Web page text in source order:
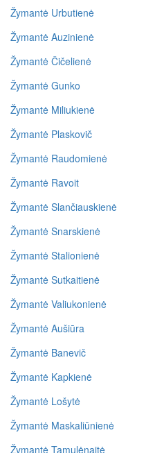
Žymantė Urbutienė
Žymantė Auzinienė
Žymantė Čičelienė
Žymantė Gunko
Žymantė Miliukienė
Žymantė Plaskovič
Žymantė Raudomienė
Žymantė Ravoit
Žymantė Slančiauskienė
Žymantė Snarskienė
Žymantė Stalionienė
Žymantė Sutkaitienė
Žymantė Valiukonienė
Žymantė Aušiūra
Žymantė Banevič
Žymantė Kapkienė
Žymantė Lošytė
Žymantė Maskaliūnienė
Žymantė Tamulėnaitė